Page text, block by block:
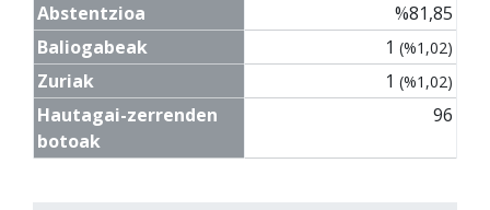
Abstentzioa
%81,85
Baliogabeak
1 (%1,02)
Zuriak 1 (%1,02)
Hautagai-zerrenden
botoak
96